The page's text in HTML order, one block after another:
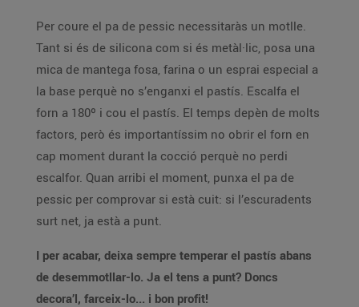
Per coure el pa de pessic necessitaràs un motlle.
Tant si és de silicona com si és metàl·lic, posa una
mica de mantega fosa, farina o un esprai especial a
la base perquè no s’enganxi el pastís. Escalfa el
forn a 180º i cou el pastís. El temps depèn de molts
factors, però és importantíssim no obrir el forn en
cap moment durant la cocció perquè no perdi
escalfor. Quan arribi el moment, punxa el pa de
pessic per comprovar si està cuit: si l’escuradents
surt net, ja està a punt.
I per acabar, deixa sempre temperar el pastís abans
de desemmotllar-lo. Ja el tens a punt? Doncs
decora’l, farceix-lo... i bon profit!